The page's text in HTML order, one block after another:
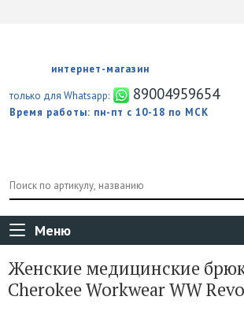
интернет-магазин
только для Whatsapp:
89004959654
Время работы: пн-пт с 10-18 по МСК
Меню
Женские медицинские
Cherokee Workwear WW